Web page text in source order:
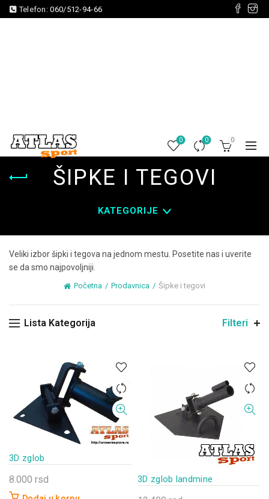
Telefon:060/512-94-66
0 0 0
ŠIPKE I TEGOVI
KATEGORIJE
Veliki izbor šipki i tegova na jednom mestu. Posetite nas i uverite
se da smo najpovoljniji.
Početna Prodavnica Šipke i tegovi
Lista Kategorija Filteri
3D zglob
8.000 rsd 3D zglob landmine